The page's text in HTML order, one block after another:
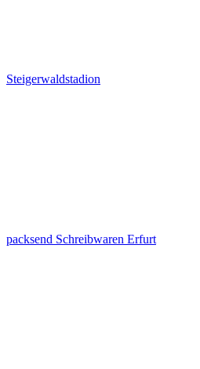
Steigerwaldstadion
packsend Schreibwaren Erfurt